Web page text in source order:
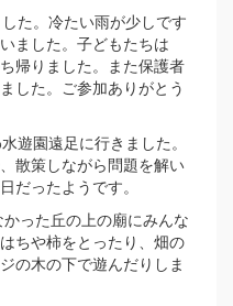
た。冷たい雨が少しです
ました。子どもたちは
帰りました。また保護者
した。ご参加ありがとう
遊園遠足に行きました。
散策しながら問題を解い
だったようです。
った丘の上の廟にみんな
ちや柿をとったり、畑の
の木の下で遊んだりしま